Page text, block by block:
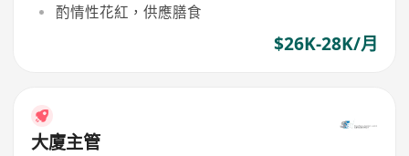
酌情性花紅，供應膳食
$26K-28K/月
大廈主管